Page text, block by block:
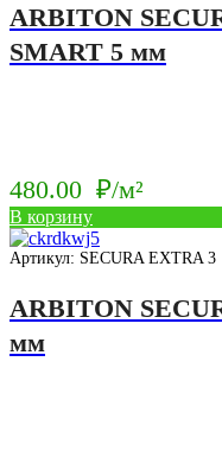
ARBITON
SMART 5 мм
480.00 ₽/м²
В корзину
Артикул: SECURA EXTRA 3
ARBITON
мм